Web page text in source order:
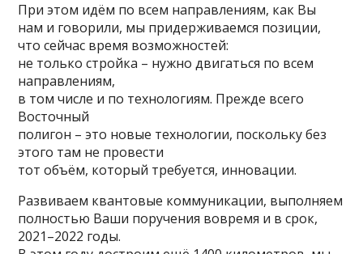
При этом идём по всем направлениям, как Вы
нам и говорили, мы придерживаемся позиции,
что сейчас время возможностей:
не только стройка – нужно двигаться по всем
направлениям,
в том числе и по технологиям. Прежде всего
Восточный
полигон – это новые технологии, поскольку без
этого там не провести
тот объём, который требуется, инновации.
Развиваем квантовые коммуникации, выполняем
полностью Ваши поручения вовремя и в срок,
2021–2022 годы.